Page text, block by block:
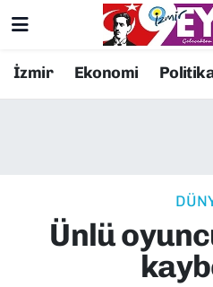
İzmir Ekonomi
Ünlü
Resmi İlanlar
EKONOMİ
Konak Nöbetçi
Süper Lig Puan
Tüm Manşetler